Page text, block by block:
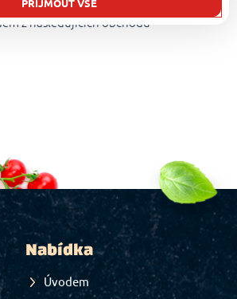
z následujících obchodů
Nabídka
Úvodem
PŘIJMOUT VŠE